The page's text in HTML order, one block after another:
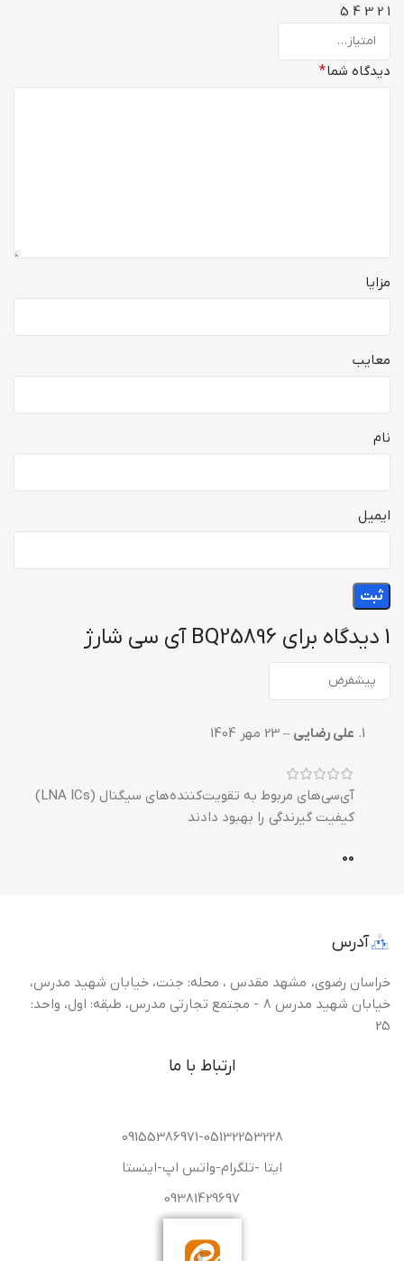
1 دیدگاه برای BQ25896 آی سی شارژ
علی رضایی – 23 مهر 1404
آی‌سی‌های مربوط به تقویت‌کننده‌های سیگنال (LNA ICs)
کیفیت گیرندگی را بهبود دادند
0
0
1
2
3
4
5
دیدگاه شما*
مزایا
معایب
نام
ایمیل
آدرس
خراسان رضوی، مشهد مقدس ، محله: جنت، خیابان شهید مدرس،
خیابان شهید مدرس 8 - مجتمع تجارتی مدرس، طبقه: اول، واحد:
25
ارتباط با ما
09155386971-05132253228
ایتا -تلگرام-واتس اپ-اینستا
09381429697